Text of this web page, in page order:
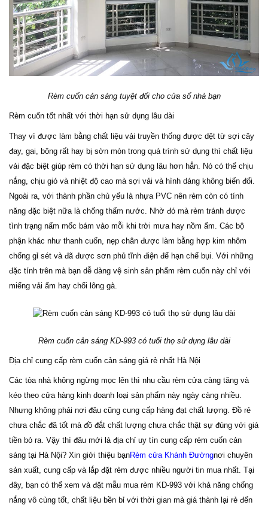
Rèm cuốn cản sáng tuyệt đối cho cửa sổ nhà bạn
Rèm cuốn tốt nhất với thời hạn sử dụng lâu dài
Thay vì được làm bằng chất liệu vải truyền thống được dệt từ sợi cây
đay, gai, bông rất hay bị sờn mòn trong quá trình sử dụng thì chất liệu
vải đặc biệt giúp rèm có thời hạn sử dụng lâu hơn hẳn. Nó có thể chịu
nắng, chịu gió và nhiệt độ cao mà sợi vải và hình dáng không biến đổi.
Ngoài ra, với thành phần chủ yếu là nhựa PVC nên rèm còn có tính
năng đặc biệt nữa là chống thấm nước. Nhờ đó mà rèm tránh được
tình trạng nấm mốc bám vào mỗi khi trời mưa hay nồm ẩm. Các bộ
phận khác như thanh cuốn, nẹp chân được làm bằng hợp kim nhôm
chống gỉ sét và đã được sơn phủ tĩnh điện để hạn chế bụi. Với những
đặc tính trên mà bạn dễ dàng vệ sinh sản phẩm rèm cuốn này chỉ với
miếng vải ẩm hay chổi lông gà.
Rèm cuốn cản sáng KD-993 có tuổi thọ sử dụng lâu dài
Địa chỉ cung cấp rèm cuốn cản sáng giá rẻ nhất Hà Nội
Các tòa nhà không ngừng mọc lên thì nhu cầu rèm cửa càng tăng và
kéo theo cửa hàng kinh doanh loại sản phẩm này ngày càng nhiều.
Nhưng không phải nơi đâu cũng cung cấp hàng đạt chất lượng. Đồ rẻ
chưa chắc đã tốt mà đồ đắt chất lượng chưa chắc thật sự đúng với giá
tiền bỏ ra. Vậy thì đâu mới là địa chỉ uy tín cung cấp rèm cuốn cản
sáng tại Hà Nội? Xin giới thiệu bạnRèm cửa Khánh Đườngnơi chuyên
sản xuất, cung cấp và lắp đặt rèm được nhiều người tin mua nhất. Tại
đây, bạn có thể xem và đặt mẫu mua rèm KD-993 với khả năng chống
nắng vô cùng tốt, chất liệu bền bỉ với thời gian mà giá thành lại rẻ đến